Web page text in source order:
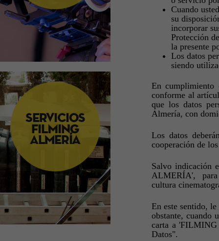
Cuando
su
incorporar
Protección
la presente
Los datos
siendo
En cumplimiento
conforme al
que los datos
Almería, con
Los datos
cooperación de
Salvo indicación
ALMERÍA', para
cultura
En este sentido,
obstante, cuando
carta a
Datos".